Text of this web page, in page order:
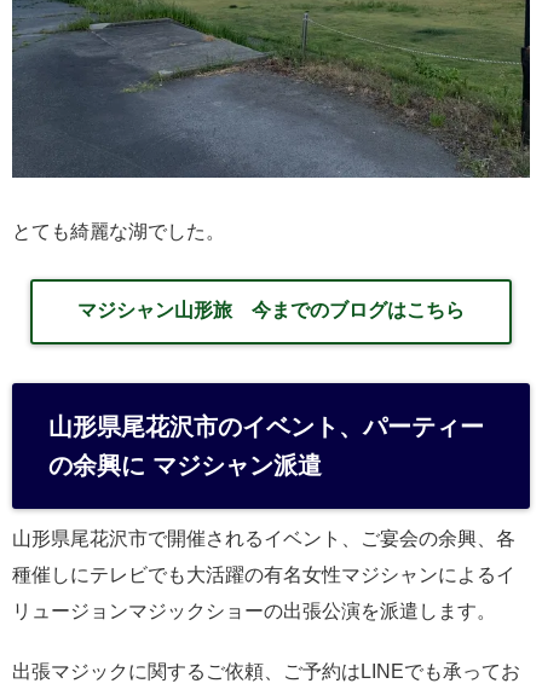
とても綺麗な湖でした。
マジシャン山形旅 今までのブログはこちら
山形県尾花沢市のイベント、パーティー
の余興に マジシャン派遣
山形県尾花沢市で開催されるイベント、ご宴会の余興、各
種催しにテレビでも大活躍の有名女性マジシャンによるイ
リュージョンマジックショーの出張公演を派遣します。
出張マジックに関するご依頼、ご予約はLINEでも承ってお